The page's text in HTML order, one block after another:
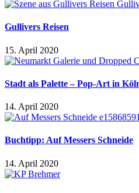
Gullivers Reisen
15. April 2020
Stadt als Palette – Pop-Art in
14. April 2020
Buchtipp: Auf Messers Schneide
14. April 2020